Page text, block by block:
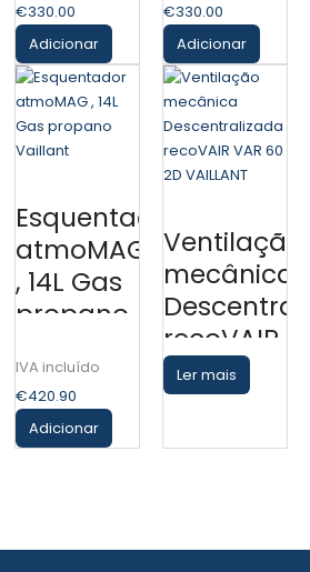
€330.00
Adicionar
€330.00
Adicionar
Esquentador
atmoMAG
, 14L Gas
propano
€420.90
Adicionar
Ventilação
mecânica
recoVAIR
VAR 60
2D
Ler mais